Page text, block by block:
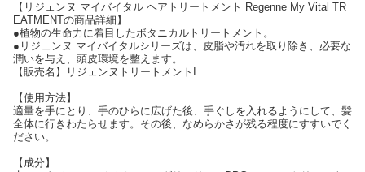
【リジェンヌ マイバイタル ヘアトリートメント Regenne My Vital TR
EATMENTの商品詳細】
●植物の生命力に着目したボタニカルトリートメント。
●リジェンヌ マイバイタルシリーズは、皮脂や汚れを取り除き、必要な
潤いを与え、頭皮環境を整えます。
【販売名】リジェンヌトリートメントI
【使用方法】
適量を手にとり、手のひらに広げた後、手ぐしを入れるようにして、髪
全体に行きわたらせます。その後、なめらかさが残る程度にすすいでく
ださい。
【成分】